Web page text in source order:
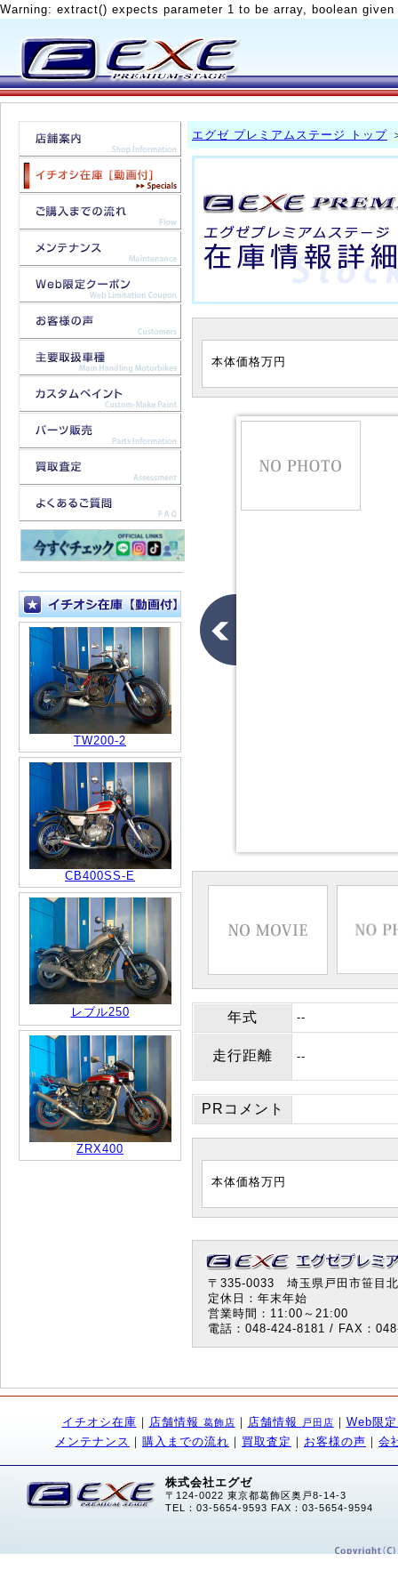
Warning: extract() expects parameter 1 to be array, boolean
TW200-2
CB400SS-E
レブル250
ZRX400
エグゼ プレミアムステージ トップ
本体価格万円
年式 --
走行距離 --
PRコメント
本体価格万円
〒335-0033 埼玉県戸田市笹目
定休日：年末年始
営業時間：11:00～21:00
電話：048-424-8181 / FAX：
イチオシ在庫 ｜ 店舗情報 葛飾店 ｜ 店舗情報 戸田店 ｜ Web限
メンテナンス ｜ 購入までの流れ ｜ 買取査定 ｜ お客様の声 ｜ 会
株式会社エグゼ
〒124-0022 東京都葛飾区奥戸8-14-3
TEL：03-5654-9593 FAX：03-5654-9594